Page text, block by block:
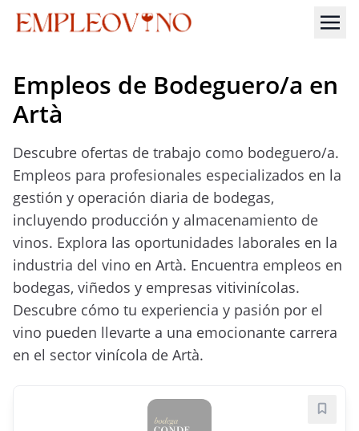
Empleos de Bodeguero/a en
Artà
Descubre ofertas de trabajo como bodeguero/a.
Empleos para profesionales especializados en la
gestión y operación diaria de bodegas,
incluyendo producción y almacenamiento de
vinos. Explora las oportunidades laborales en la
industria del vino en Artà. Encuentra empleos en
bodegas, viñedos y empresas vitivinícolas.
Descubre cómo tu experiencia y pasión por el
vino pueden llevarte a una emocionante carrera
en el sector vinícola de Artà.